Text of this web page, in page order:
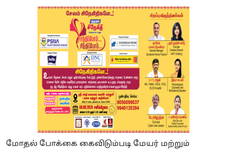
மோதல் போக்கை கைவிடும்படி மேயர் மற்றும்